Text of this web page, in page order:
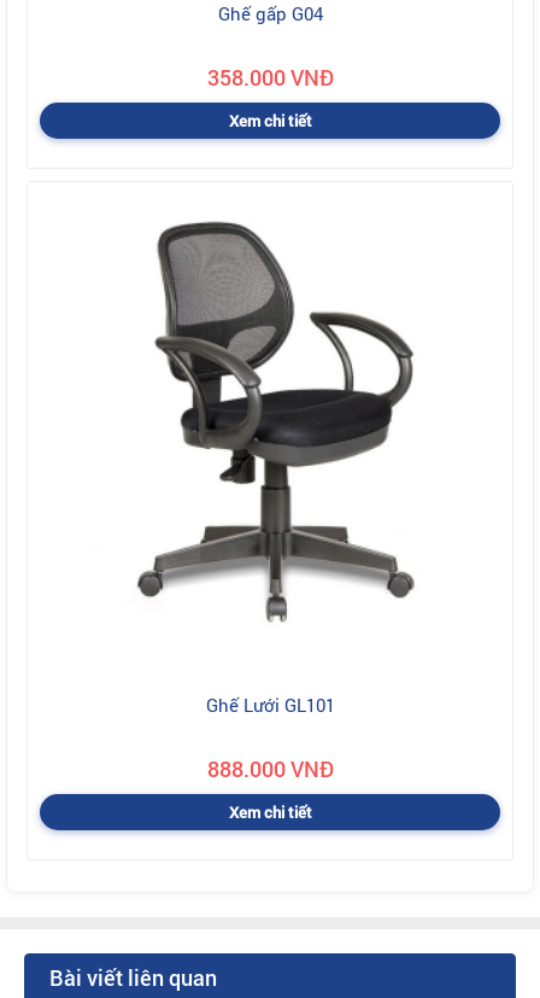
Ghế gấp G04
358.000 VNĐ
Xem chi tiết
Ghế Lưới GL101
888.000 VNĐ
Xem chi tiết
Bài viết liên quan